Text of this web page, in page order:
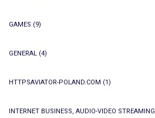
GAMES (9)
GENERAL (4)
HTTPSAVIATOR-POLAND.COM (1)
INTERNET BUSINESS, AUDIO-VIDEO STREAMING